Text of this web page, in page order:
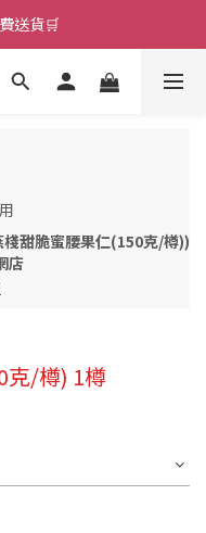
送貨🛒
甜脆蜜腰果仁(150克/樽))
店
克/樽) 1樽